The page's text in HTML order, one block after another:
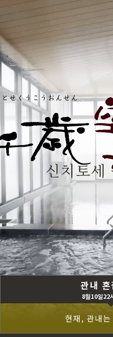
신치토세
관내
8월10일22
현재, 관내